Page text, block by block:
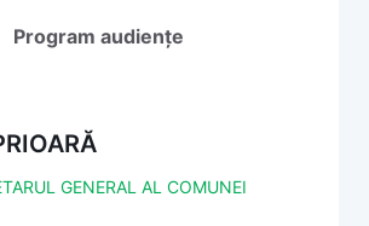
Program audiențe
GENERAL AL COMUNEI